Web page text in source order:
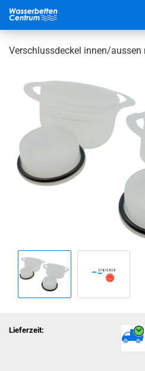
Verschlussdeckel innen/aussen
Lieferzeit: